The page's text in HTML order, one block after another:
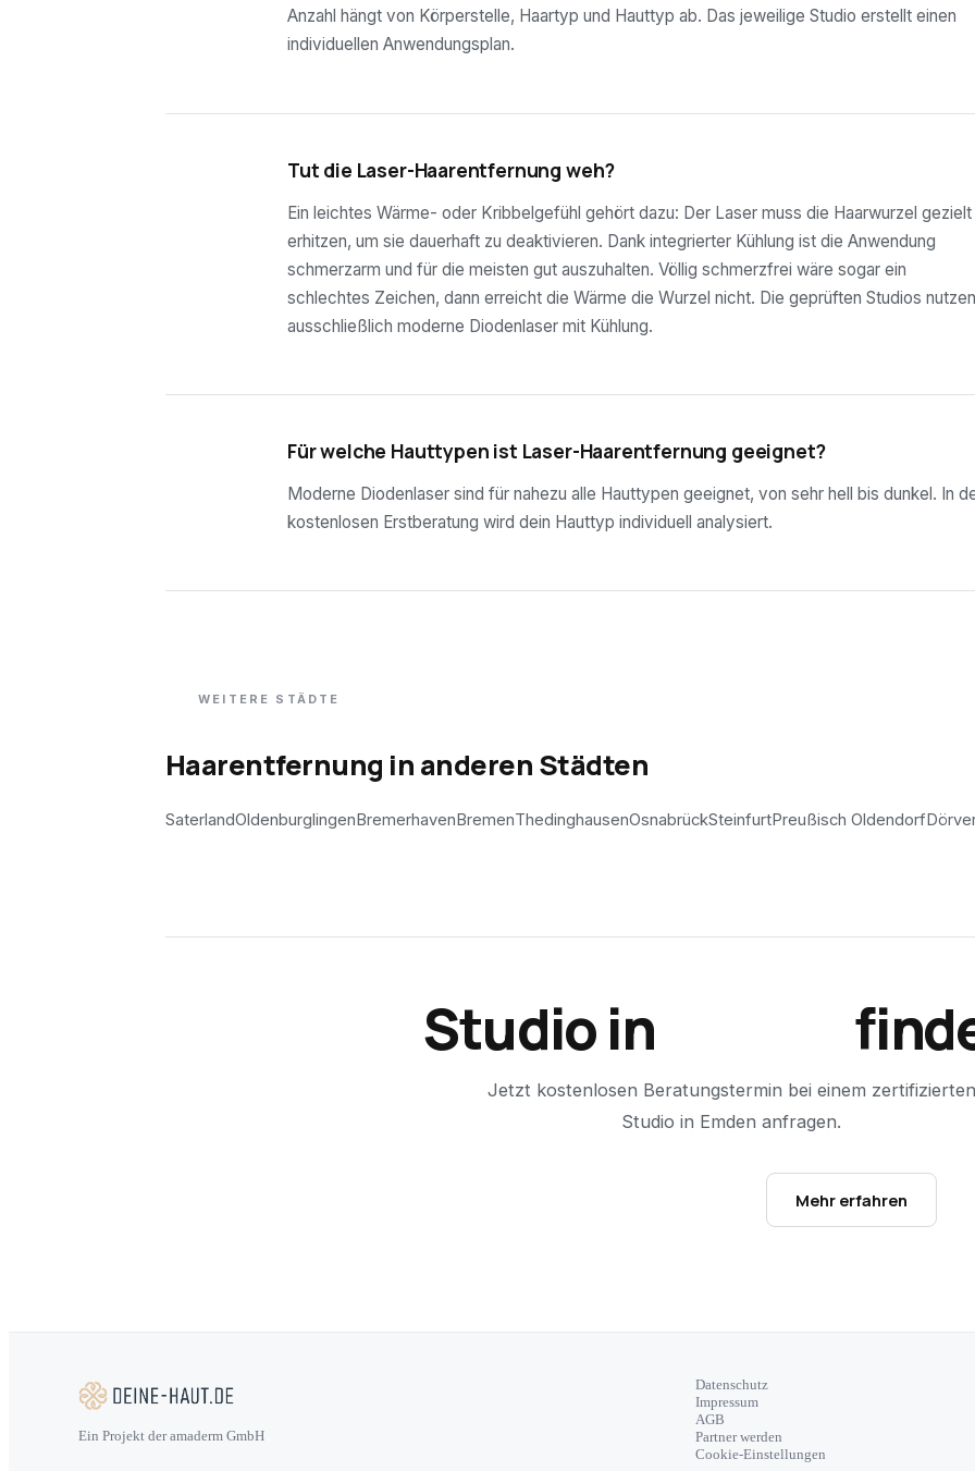
Anzahl hängt von Körperstelle, Haartyp und Hauttyp ab. Das jeweilige Studio erstellt einen
individuellen Anwendungsplan.
Tut die Laser-Haarentfernung weh?
Ein leichtes Wärme- oder Kribbelgefühl gehört dazu: Der Laser muss die Haarwurzel gezielt
erhitzen, um sie dauerhaft zu deaktivieren. Dank integrierter Kühlung ist die Anwendung
schmerzarm und für die meisten gut auszuhalten. Völlig schmerzfrei wäre sogar ein
schlechtes Zeichen, dann erreicht die Wärme die Wurzel nicht. Die geprüften Studios nutzen
ausschließlich moderne Diodenlaser mit Kühlung.
Für welche Hauttypen ist Laser-Haarentfernung geeignet?
Moderne Diodenlaser sind für nahezu alle Hauttypen geeignet, von sehr hell bis dunkel. In
kostenlosen Erstberatung wird dein Hauttyp individuell analysiert.
WEITERE STÄDTE
Haarentfernung in anderen Städten
SaterlandOldenburglingenBremerhavenBremenThedinghausenOsnabrückSteinfurtPreußisch Oldendorf
Studio in
Jetzt kostenlosen Beratungstermin bei einem zertifizierten
Studio in Emden anfragen.
Mehr erfahren
Ein Projekt der amaderm GmbH
Datenschutz
Impressum
AGB
Partner werden
Cookie-Einstellungen